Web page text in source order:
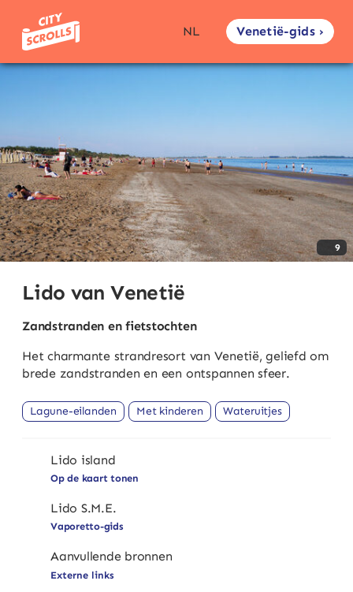
NL Venetië-gids ›
9
Lido van Venetië
Zandstranden en fietstochten
Het charmante strandresort van Venetië, geliefd om
brede zandstranden en een ontspannen sfeer.
Lagune-eilanden Met kinderen Wateruitjes
Lido island
Op de kaart tonen
Lido S.M.E.
Vaporetto-gids
Aanvullende bronnen
Externe links